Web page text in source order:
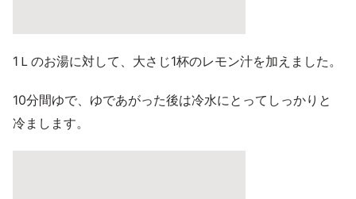
1Ｌのお湯に対して、大さじ1杯のレモン汁を加えました。
10分間ゆで、ゆであがった後は冷水にとってしっかりと
冷まします。